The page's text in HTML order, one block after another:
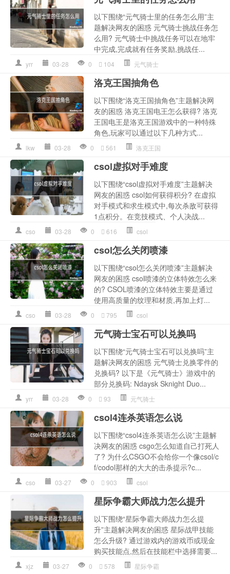
以下围绕“元气骑士里的任务怎么用”主
题解决网友的困惑 元气骑士挑战任务怎
么用? 元气骑士中挑战任务可以在地牢
中完成,完成就有任务奖励,挑战任...
yrr 03-28 0 104 元气骑士
洛克王国抽角色
以下围绕“洛克王国抽角色”主题解决网
友的困惑 洛克王国电王怎么获得? 洛克
王国电王是洛克王国游戏中的一种特殊
角色,玩家可以通过以下几种方式...
lkw 03-28 0 561 洛克王国
csol虚拟对手难度
以下围绕“csol虚拟对手难度”主题解决
网友的困惑 csol如何获得积分? 在虚拟
对手模式和求生模式中,每次杀敌可获得
1点积分。在竞技模式、个人决战...
cso 03-28 0 616 csol
csol怎么关闭喷漆
以下围绕“csol怎么关闭喷漆”主题解决
网友的困惑 csol喷漆的立体特效怎么来
的? CSOL喷漆的立体特效主要是通过
使用高质量的纹理和材质,再加上灯...
cso 03-28 0 795 csol
元气骑士宝石可以兑换吗
以下围绕“元气骑士宝石可以兑换吗”主
题解决网友的困惑 元气骑士兑换零件的
兑换码? 以下是《元气骑士》游戏中的
部分兑换码: Ndaysk Sknight Duo...
yrr 03-28 0 93 元气骑士
csol4连杀英语怎么说
以下围绕“csol4连杀英语怎么说”主题解
决网友的困惑 csgo怎么知道自己打死人
了? 为什么CSGO不会给你一个像csol/c
f/codol那样的大大的击杀提示?c...
cso 03-27 0 903 csol
星际争霸大师战力怎么提升
以下围绕“星际争霸大师战力怎么提
升”主题解决网友的困惑 星际战甲技能
怎么升级? 通过游戏内的游戏币或现金
购买技能点,然后在技能栏中选择需要...
xjz 03-27 0 578 星际争霸